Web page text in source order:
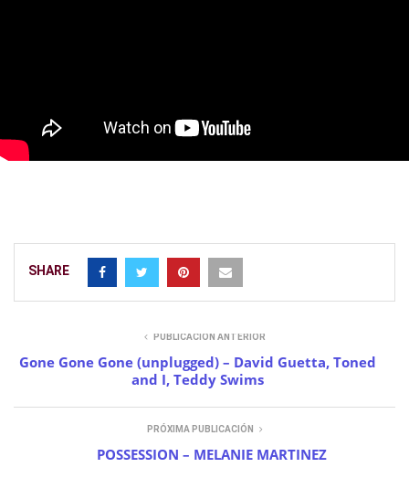
SHARE
PUBLICACIÓN ANTERIOR
Gone Gone Gone (unplugged) – David Guetta, Toned
and I, Teddy Swims
PRÓXIMA PUBLICACIÓN
POSSESSION – MELANIE MARTINEZ